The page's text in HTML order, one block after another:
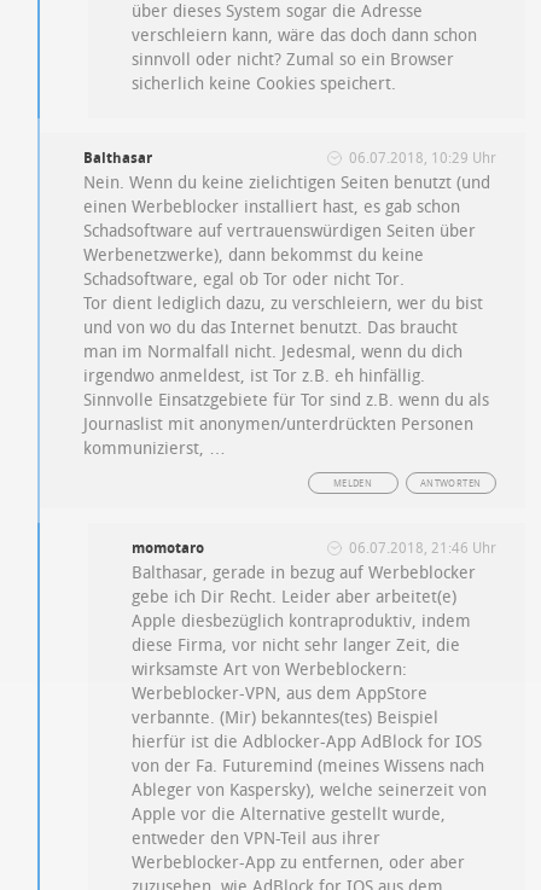
über dieses System sogar die Adresse
verschleiern kann, wäre das doch dann schon
sinnvoll oder nicht? Zumal so ein Browser
sicherlich keine Cookies speichert.
Balthasar 06.07.2018, 10:29 Uhr
Nein. Wenn du keine zielichtigen Seiten benutzt (und
einen Werbeblocker installiert hast, es gab schon
Schadsoftware auf vertrauenswürdigen Seiten über
Werbenetzwerke), dann bekommst du keine
Schadsoftware, egal ob Tor oder nicht Tor.
Tor dient lediglich dazu, zu verschleiern, wer du bist
und von wo du das Internet benutzt. Das braucht
man im Normalfall nicht. Jedesmal, wenn du dich
irgendwo anmeldest, ist Tor z.B. eh hinfällig.
Sinnvolle Einsatzgebiete für Tor sind z.B. wenn du als
Journaslist mit anonymen/unterdrückten Personen
kommunizierst, …
ANTWORTEN
MELDEN
momotaro 06.07.2018, 21:46 Uhr
Balthasar, gerade in bezug auf Werbeblocker
gebe ich Dir Recht. Leider aber arbeitet(e)
Apple diesbezüglich kontraproduktiv, indem
diese Firma, vor nicht sehr langer Zeit, die
wirksamste Art von Werbeblockern:
Werbeblocker-VPN, aus dem AppStore
verbannte. (Mir) bekanntes(tes) Beispiel
hierfür ist die Adblocker-App AdBlock for IOS
von der Fa. Futuremind (meines Wissens nach
Ableger von Kaspersky), welche seinerzeit von
Apple vor die Alternative gestellt wurde,
entweder den VPN-Teil aus ihrer
Werbeblocker-App zu entfernen, oder aber